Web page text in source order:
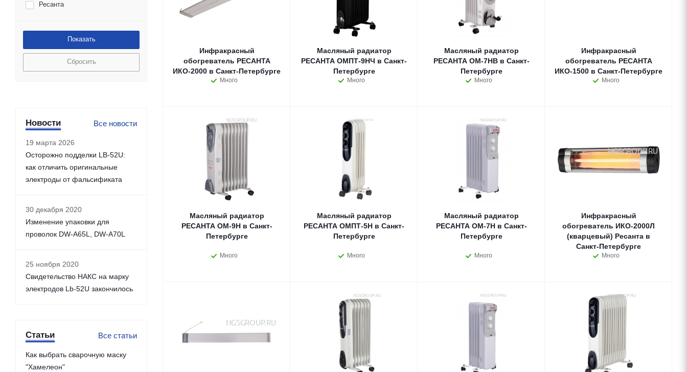
Инфракрасный
обогреватель РЕСАНТА
ИКО-2000 в Санкт-Петербурге
Много
Масляный радиатор
РЕСАНТА ОМПТ-9НЧ в Санкт-
Петербурге
Много
Масляный радиатор
РЕСАНТА ОМ-7НВ в Санкт-
Петербурге
Много
Инфракрасный
обогреватель РЕСАНТА
ИКО-1500 в Санкт-Петербурге
Много
Масляный радиатор
РЕСАНТА ОМ-9Н в Санкт-
Петербурге
Много
Масляный радиатор
РЕСАНТА ОМПТ-5Н в Санкт-
Петербурге
Много
Масляный радиатор
РЕСАНТА ОМ-7Н в Санкт-
Петербурге
Много
Инфракрасный
обогреватель ИКО-2000Л
(кварцевый) Ресанта в
Санкт-Петербурге
Много
Ресанта
Сбросить
Новости Все новости
19 марта 2026
Осторожно подделки LB-52U:
как отличить оригинальные
электроды от фальсификата
30 декабря 2020
Изменение упаковки для
проволок DW-A65L, DW-A70L
25 ноября 2020
Свидетельство НАКС на марку
электродов Lb-52U закончилось
Статьи Все статьи
Как выбрать сварочную маску
"Хамелеон"